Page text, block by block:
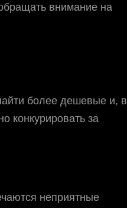
внимание на
более дешевые и, в
конкурировать за
неприятные